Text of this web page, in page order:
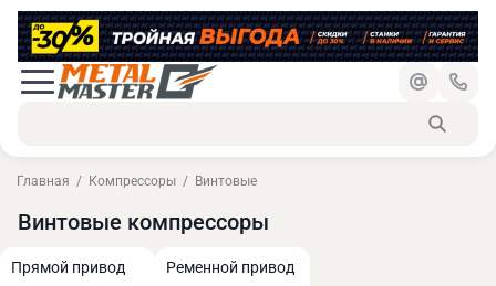
Главная Компрессоры Винтовые
Винтовые компрессоры
Прямой привод Ременной привод